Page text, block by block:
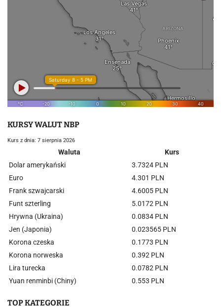
KURSY WALUT NBP
Kurs z dnia: 7 sierpnia 2026
Waluta
Kurs
Dolar amerykański
3.7324 PLN
Euro
4.301 PLN
Frank szwajcarski
4.6005 PLN
Funt szterling
5.0172 PLN
Hrywna (Ukraina)
0.0834 PLN
Jen (Japonia)
0.023565 PLN
Korona czeska
0.1773 PLN
Korona norweska
0.392 PLN
Lira turecka
0.0782 PLN
Yuan renminbi (Chiny)
0.553 PLN
TOP KATEGORIE